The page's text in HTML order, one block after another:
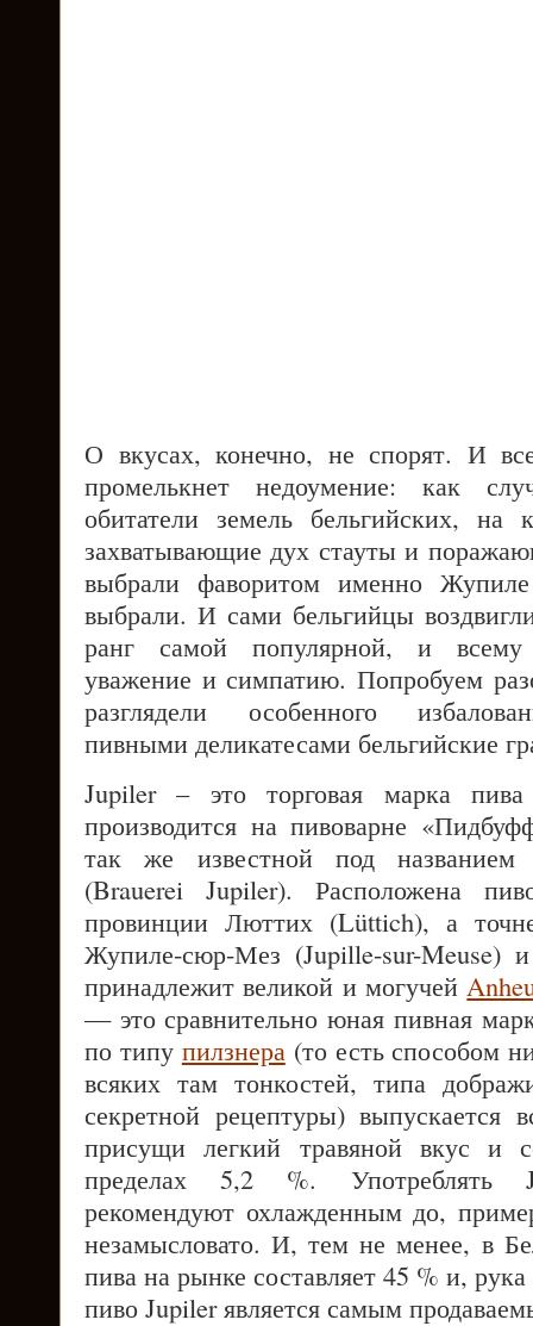
О вкусах, конечно, не спорят. И
промелькнет недоумение: как
обитатели земель бельгийских, на
захватывающие дух стауты и
выбрали фаворитом именно
выбрали. И сами бельгийцы
ранг самой популярной, и
уважение и симпатию. Попробуем
разглядели особенного
пивными деликатесами бельгийские
Jupiler – это торговая марка
производится на пивоварне
так же известной под названием
(Brauerei Jupiler). Расположена
провинции Люттих (Lüttich), а
Жупиле-сюр-Мез (Jupille-sur-Meuse)
принадлежит великой и могучей
— это сравнительно юная пивная
по типу пилзнера(то есть способом
всяких там тонкостей, типа
секретной рецептуры) выпускается
присущи легкий травяной вкус и
пределах 5,2 %. Употреблять
рекомендуют охлажденным до,
незамысловато. И, тем не менее, в
пива на рынке составляет 45 % и,
пиво Jupiler является самым